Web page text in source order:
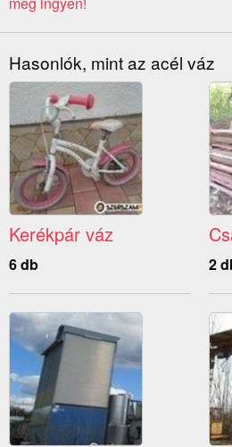
Hasonlók, mint az acél váz
Kerékpár váz
6 db 2